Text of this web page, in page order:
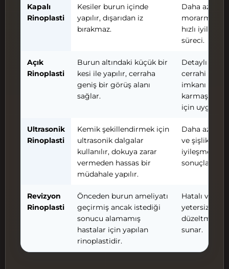
Kapalı
Rinoplasti
Kesiler burun içinde
yapılır, dışarıdan iz
bırakmaz.
Daha az
morarma,
hızlı iyileşme
süreci.
Açık
Rinoplasti
Burun altındaki küçük bir
kesi ile yapılır, cerraha
geniş bir görüş alanı
sağlar.
Detaylı ve
cerrahi
imkanı sunar,
karmaşık
için
Ultrasonik
Rinoplasti
Kemik şekillendirmek için
ultrasonik dalgalar
kullanılır, dokuya zarar
vermeden hassas bir
müdahale yapılır.
Daha az
ve şişlik, daha
iyileşme,
sonuçlar.
Revizyon
Rinoplasti
Önceden burun ameliyatı
geçirmiş ancak istediği
sonucu alamamış
hastalar için yapılan
rinoplastidir.
Hatalı veya
yetersiz
düzeltme
sunar.